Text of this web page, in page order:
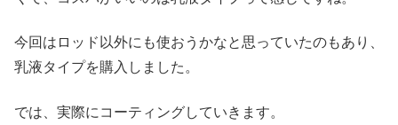
今回はロッド以外にも使おうかなと思っていたのもあり、
乳液タイプを購入しました。
では、実際にコーティングしていきます。